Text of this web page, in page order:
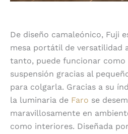
De diseño camaleónico, Fuji
mesa portátil de versatilidad
tanto, puede funcionar como
suspensión gracias al
para colgarla. Gracias a su
la luminaria de Faro se
maravillosamente en
como interiores. Diseñada